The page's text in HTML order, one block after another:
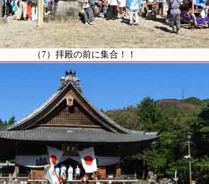
（7）拝殿の前に集合！！